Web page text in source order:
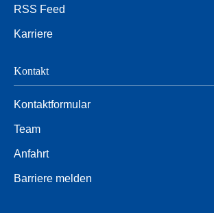
RSS Feed
Karriere
Kontakt
Kontaktformular
Team
Anfahrt
Barriere melden